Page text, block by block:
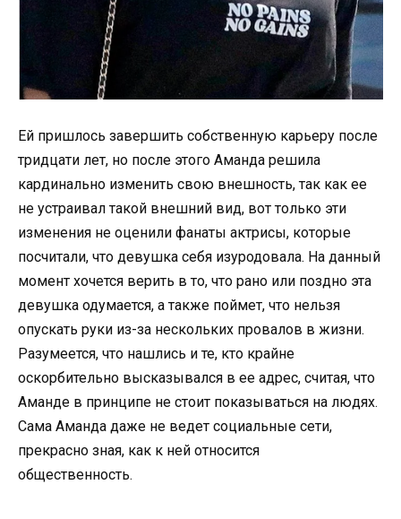
Ей пришлось завершить собственную карьеру после
тридцати лет, но после этого Аманда решила
кардинально изменить свою внешность, так как ее
не устраивал такой внешний вид, вот только эти
изменения не оценили фанаты актрисы, которые
посчитали, что девушка себя изуродовала. На данный
момент хочется верить в то, что рано или поздно эта
девушка одумается, а также поймет, что нельзя
опускать руки из-за нескольких провалов в жизни.
Разумеется, что нашлись и те, кто крайне
оскорбительно высказывался в ее адрес, считая, что
Аманде в принципе не стоит показываться на людях.
Сама Аманда даже не ведет социальные сети,
прекрасно зная, как к ней относится
общественность.